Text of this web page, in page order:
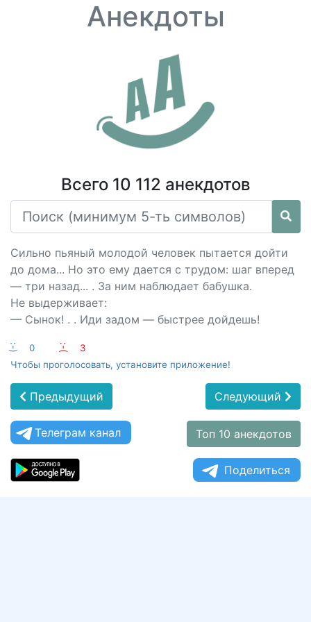
Анекдоты
Всего 10 112 анекдотов
Сильно пьяный молодой человек пытается дойти
до дома... Но это ему дается с трудом: шаг вперед
— три назад... . За ним наблюдает бабушка.
Не выдерживает:
— Сынок! . . Иди задом — быстрее дойдешь!
:-) 0 :-(
3
Чтобы проголосовать, установите приложение!
Предыдущий Следующий
Телеграм канал Топ 10 анекдотов
Поделиться